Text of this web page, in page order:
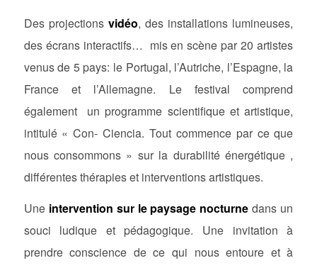
Des projections vidéo, des installations lumineuses,
des écrans interactifs… mis en scène par 20 artistes
venus de 5 pays: le Portugal, l’Autriche, l’Espagne, la
France et l’Allemagne. Le festival comprend
également un programme scientifique et artistique,
intitulé « Con- Ciencia. Tout commence par ce que
nous consommons » sur la durabilité énergétique ,
différentes thérapies et interventions artistiques.
Une intervention sur le paysage nocturne dans un
souci ludique et pédagogique. Une invitation à
prendre conscience de ce qui nous entoure et à